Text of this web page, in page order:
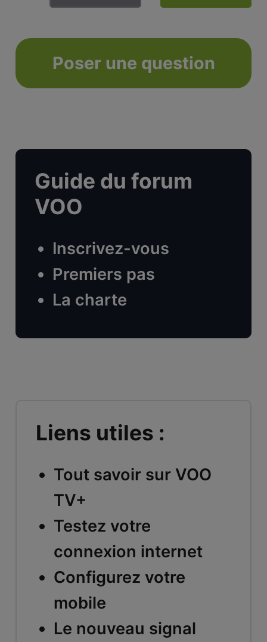
Poser une question
Guide du forum
VOO
Inscrivez-vous
Premiers pas
La charte
Liens utiles :
Tout savoir sur VOO
TV+
Testez votre
connexion internet
Configurez votre
mobile
Le nouveau signal